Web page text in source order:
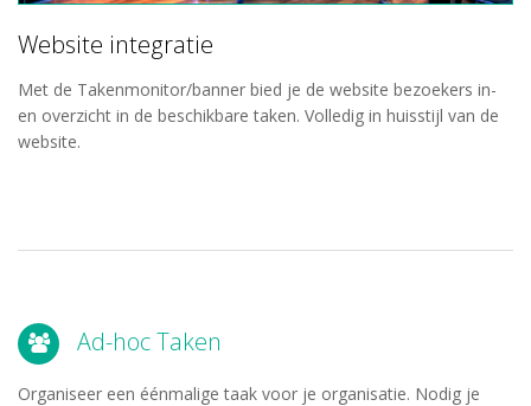
Website integratie
Met de Takenmonitor/banner bied je de website bezoekers in-
en overzicht in de beschikbare taken. Volledig in huisstijl van de
website.
Ad-hoc Taken
Organiseer een éénmalige taak voor je organisatie. Nodig je